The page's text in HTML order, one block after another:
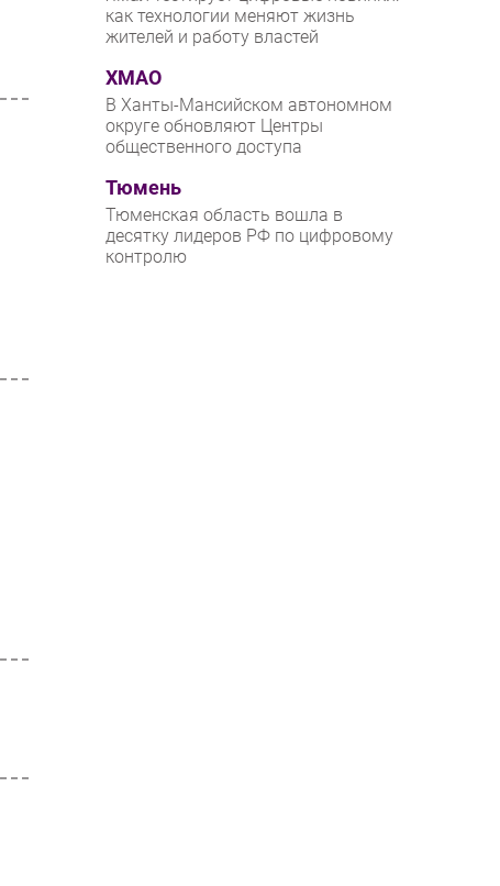
как технологии меняют жизнь
жителей и работу властей
ХМАО
В Ханты-Мансийском автономном
округе обновляют Центры
общественного доступа
Тюмень
Тюменская область вошла в
десятку лидеров РФ по цифровому
контролю